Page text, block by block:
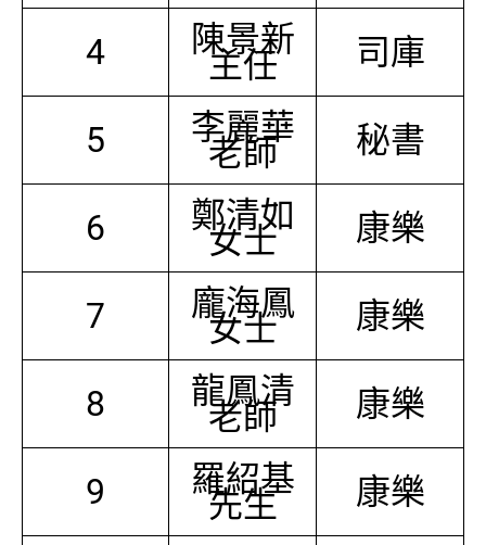
4 陳景新
主任 司庫
5 李麗華
老師 秘書
6 鄭清如
女士 康樂
7 龐海鳳
女士 康樂
8 龍鳳清
老師 康樂
9 羅紹基
先生 康樂